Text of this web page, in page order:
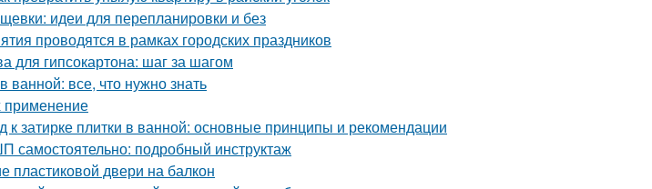
идеи для перепланировки и без
проводятся в рамках городских праздников
для гипсокартона: шаг за шагом
ванной: все, что нужно знать
применение
затирке плитки в ванной: основные принципы и рекомендации
самостоятельно: подробный инструктаж
пластиковой двери на балкон